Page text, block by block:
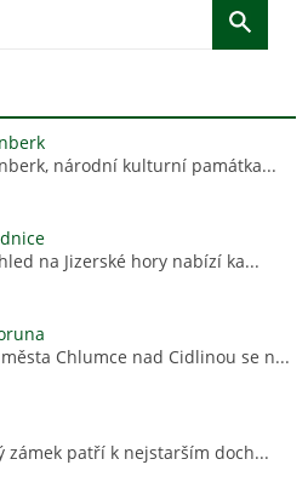
národní kulturní památka...
na Jizerské hory nabízí ka...
Chlumce nad Cidlinou se n...
zámek patří k nejstarším doch...